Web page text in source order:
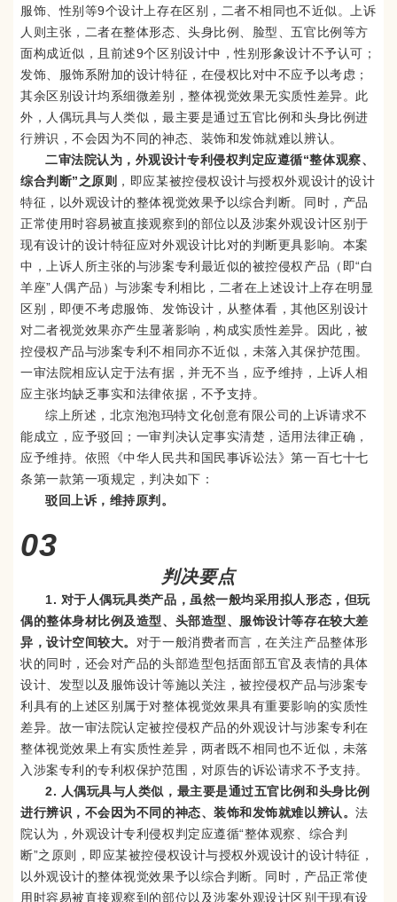
服饰、性别等9个设计上存在区别，二者不相同也不近似。上诉
人则主张，二者在整体形态、头身比例、脸型、五官比例等方
面构成近似，且前述9个区别设计中，性别形象设计不予认可；
发饰、服饰系附加的设计特征，在侵权比对中不应予以考虑；
其余区别设计均系细微差别，整体视觉效果无实质性差异。此
外，人偶玩具与人类似，最主要是通过五官比例和头身比例进
行辨识，不会因为不同的神态、装饰和发饰就难以辨认。
二审法院认为，外观设计专利侵权判定应遵循“整体观察、
综合判断”之原则 ，即应某被控侵权设计与授权外观设计的设计
特征，以外观设计的整体视觉效果予以综合判断。同时，产品
正常使用时容易被直接观察到的部位以及涉案外观设计区别于
现有设计的设计特征应对外观设计比对的判断更具影响。本案
中，上诉人所主张的与涉案专利最近似的被控侵权产品（即“白
羊座”人偶产品）与涉案专利相比，二者在上述设计上存在明显
区别，即便不考虑服饰、发饰设计，从整体看，其他区别设计
对二者视觉效果亦产生显著影响，构成实质性差异。因此，被
控侵权产品与涉案专利不相同亦不近似，未落入其保护范围。
一审法院相应认定于法有据，并无不当，应予维持，上诉人相
应主张均缺乏事实和法律依据，不予支持。
综上所述，北京泡泡玛特文化创意有限公司的上诉请求不
能成立，应予驳回；一审判决认定事实清楚，适用法律正确，
应予维持。依照《中华人民共和国民事诉讼法》第一百七十七
条第一款第一项规定，判决如下：
驳回上诉，维持原判。
03
判决要点
1. 对于人偶玩具类产品，虽然一般均采用拟人形态，但玩
偶的整体身材比例及造型、头部造型、服饰设计等存在较大差
异，设计空间较大。 对于一般消费者而言，在关注产品整体形
状的同时，还会对产品的头部造型包括面部五官及表情的具体
设计、发型以及服饰设计等施以关注，被控侵权产品与涉案专
利具有的上述区别属于对整体视觉效果具有重要影响的实质性
差异。故一审法院认定被控侵权产品的外观设计与涉案专利在
整体视觉效果上有实质性差异，两者既不相同也不近似，未落
入涉案专利的专利权保护范围，对原告的诉讼请求不予支持。
2. 人偶玩具与人类似，最主要是通过五官比例和头身比例
进行辨识，不会因为不同的神态、装饰和发饰就难以辨认。法
院认为，外观设计专利侵权判定应遵循“整体观察、综合判
断”之原则，即应某被控侵权设计与授权外观设计的设计特征，
以外观设计的整体视觉效果予以综合判断。同时，产品正常使
用时容易被直接观察到的部位以及涉案外观设计区别于现有设